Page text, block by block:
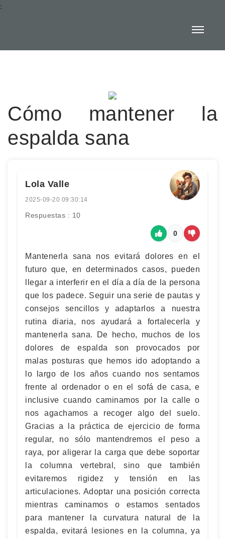
:
Cómo mantener la
espalda sana
Lola Valle
2025-09-20 09:30:14
Respuestas : 10
0
Mantenerla sana nos evitará dolores en el
futuro que, en determinados casos, pueden
llegar a interferir en el día a día de la persona
que los padece. Seguir una serie de pautas y
consejos sencillos y adaptarlos a nuestra
rutina diaria, nos ayudará a fortalecerla y
mantenerla sana. De hecho, muchos de los
dolores de espalda son provocados por
malas posturas que hemos ido adoptando a
lo largo de los años cuando nos sentamos
frente al ordenador o en el sofá de casa, e
inclusive cuando caminamos por la calle o
nos agachamos a recoger algo del suelo.
Gracias a la práctica de ejercicio de forma
regular, no sólo mantendremos el peso a
raya, por aligerar la carga que debe soportar
la columna vertebral, sino que también
evitaremos rigidez y tensión en las
articulaciones. Adoptar una posición correcta
mientras caminamos o estamos sentados
para mantener la curvatura natural de la
espalda, evitará lesiones en la columna, ya